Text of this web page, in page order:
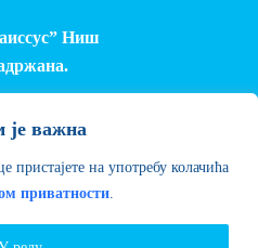
је важна
на употребу колачића
приватности.
Ниш
- Лука Петровић